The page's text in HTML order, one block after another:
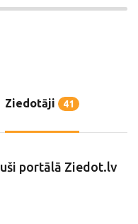
Ziedotāji 41
portālā Ziedot.lv